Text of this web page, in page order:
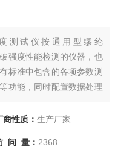
测试仪按通用型缪纶
强度性能检测的仪器，也
标准中包含的各项参数测
功能，同时配置数据处理
商性质： 生产厂家
问 量： 2368